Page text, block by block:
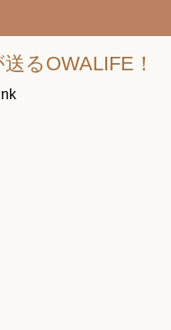
るOWALIFE！